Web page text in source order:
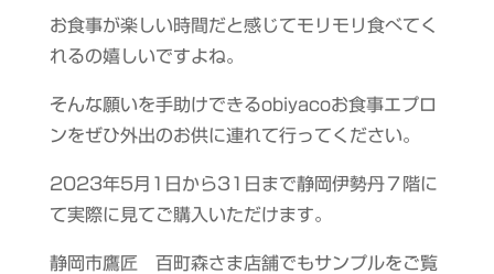
お食事が楽しい時間だと感じてモリモリ食べてく
れるの嬉しいですよね。
そんな願いを手助けできるobiyacoお食事エプロ
ンをぜひ外出のお供に連れて行ってください。
2023年5月1日から31日まで静岡伊勢丹７階に
て実際に見てご購入いただけます。
静岡市鷹匠 百町森さま店舗でもサンプルをご覧